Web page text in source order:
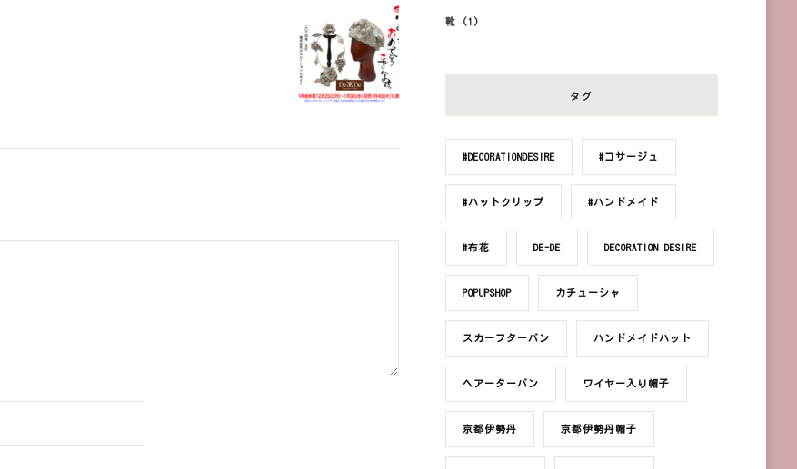
靴 (1)
タグ
#DECORATIONDESIRE #コサージュ
#ハットクリップ #ハンドメイド
#布花 DE-DE DECORATION DESIRE
POPUPSHOP カチューシャ
スカーフターバン ハンドメイドハット
ヘアーターバン ワイヤー入り帽子
京都伊勢丹 京都伊勢丹帽子